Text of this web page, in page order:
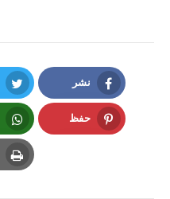
نشر
Facebook
حفظ